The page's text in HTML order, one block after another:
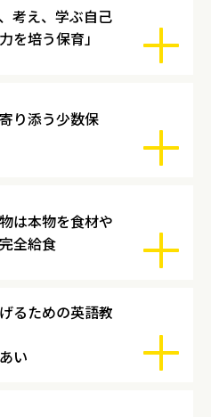
考え、学ぶ自己
を培う保育」
り添う少数保
は本物を食材や
全給食
るための英語教
い